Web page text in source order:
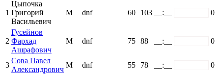
1
Цыпочка
Григорий
Васильевич
М dnf 60 103 __:__ 0
2
Гусейнов
Фархад
Ашрафович
М dnf 75 88 __:__ 0
3
Сова Павел
Александрович
М dnf 55 78 __:__ 0